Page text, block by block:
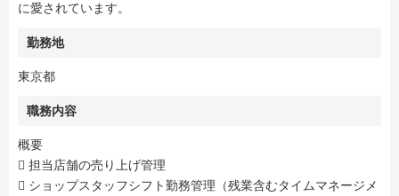
に愛されています。
勤務地
東京都
職務内容
概要
 担当店舗の売り上げ管理
 ショップスタッフシフト勤務管理（残業含むタイムマネージメ